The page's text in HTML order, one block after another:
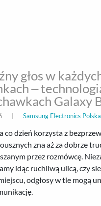
głos w
–
Galaxy
Samsung Electronics Polska
co dzień korzysta z
zna aż za dobrze
przez rozmówcę.
idąc ruchliwą ulicą, czy
odgłosy w tle mogą